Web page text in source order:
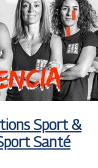
Sport &
Santé